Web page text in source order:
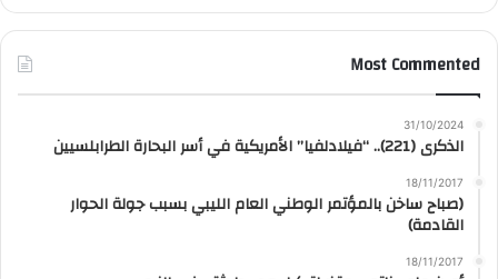
Most Commented
31/10/2024
الذكرى (221).. “فيلادلفيا” الأمريكية في أسر البحارة الطرابلسيين
18/11/2017
(صباح ساخن بالمؤتمر الوطني العام الليبي بسبب جولة الحوار
القادمة)
18/11/2017